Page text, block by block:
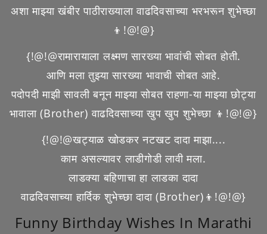
अशा माझ्या खंबीर पाठीराख्याला वाढदिवसाच्या भरभरून शुभेच्छा
👦!@!@}
{!@!@रामारायाला लक्ष्मण सारख्या भावांची सोबत होती.
आणि मला तुझ्या सारख्या भावाची सोबत आहे.
पदोपदी माझी सावली बनून माझ्या सोबत राहणा-या माझ्या छोट्या
भावाला (Brother) वाढदिवसाच्या खुप खुप शुभेच्छा 👦!@!@}
{!@!@खट्याळ खोडकर नटखट दादा माझा....
काम असल्यावर लाडीगोडी लावी मला.
लाडक्या बहिणाचा हा लाडका दादा
वाढदिवसाच्या हार्दिक शुभेच्छा दादा (Brother)👦!@!@}
Funny Birthday Wishes In Marathi